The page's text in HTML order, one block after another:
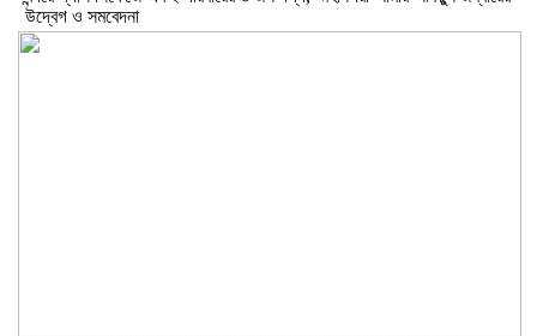
উদ্বেগ ও সমবেদনা